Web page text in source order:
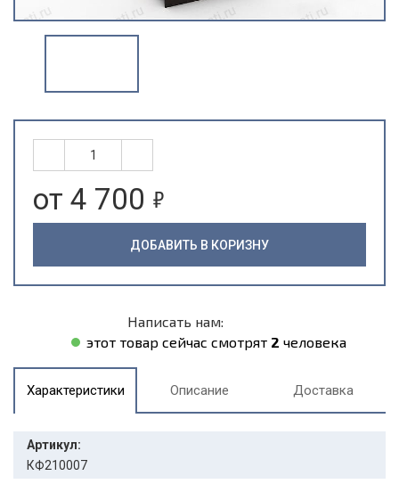
от 4 700 5
ДОБАВИТЬ В КОРИЗНУ
Написать нам:
этот товар сейчас смотрят 2 человека
Характеристики Описание Доставка
Артикул:
КФ210007